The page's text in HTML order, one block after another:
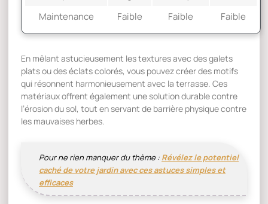
Maintenance
Faible Faible Faible
En mêlant astucieusement les textures avec des galets
plats ou des éclats colorés, vous pouvez créer des motifs
qui résonnent harmonieusement avec la terrasse. Ces
matériaux offrent également une solution durable contre
l’érosion du sol, tout en servant de barrière physique contre
les mauvaises herbes.
Pour ne rien manquer du thème : Révélez le potentiel
caché de votre jardin avec ces astuces simples et
efficaces